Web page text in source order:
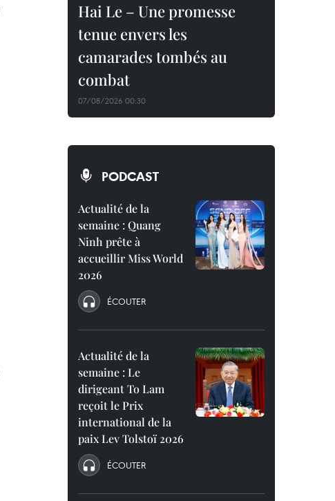
Hai Le – Une promesse
tenue envers les
camarades tombés au
combat
07/08/2026 00:30
PODCAST
Actualité de la
semaine : Quang
Ninh prête à
accueillir Miss World
2026
ÉCOUTER
Actualité de la
semaine : Le
dirigeant To Lam
reçoit le Prix
international de la
paix Lev Tolstoï 2026
ÉCOUTER